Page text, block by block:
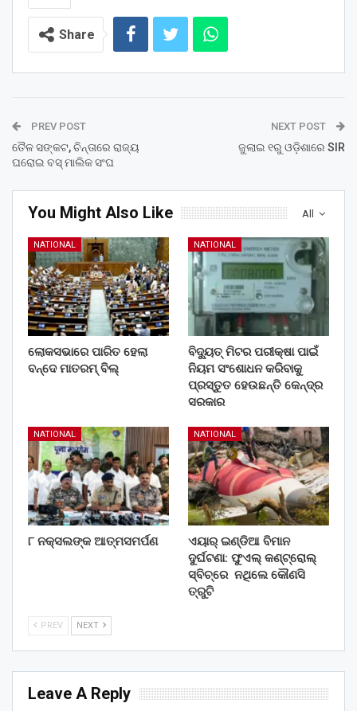
Share
PREV POST
ତୈଳ ସଙ୍କଟ, ଚିନ୍ତାରେ ରାଜ୍ୟ
ଘରୋଇ ବସ୍ ମାଲିକ ସଂଘ
NEXT POST
ଜୁଲାଇ ୧ରୁ ଓଡ଼ିଶାରେ SIR
All
You Might Also Like
NATIONAL
ଲୋକସଭାରେ ପାରିତ ହେଲା
ବନ୍ଦେ ମାତରମ୍‌ ବିଲ୍‌
NATIONAL
ବିଦ୍ୟୁତ୍ ମିଟର ପରୀକ୍ଷା ପାଇଁ
ନିୟମ ସଂଶୋଧନ କରିବାକୁ
ପ୍ରସ୍ତୁତ ହେଉଛନ୍ତି କେନ୍ଦ୍ର
ସରକାର
NATIONAL
୮ ନକ୍ସଲଙ୍କ ଆତ୍ମସମର୍ପଣ
NATIONAL
ଏୟାର୍ ଇଣ୍ଡିଆ ବିମାନ
ଦୁର୍ଘଟଣା: ଫୁଏଲ୍‌ କଣ୍ଟ୍ରୋଲ୍‌
ସ୍ବିଚ୍‌ରେ ନଥିଲେ କୌଣସି
ତ୍ରୁଟି
PREV NEXT
Leave A Reply